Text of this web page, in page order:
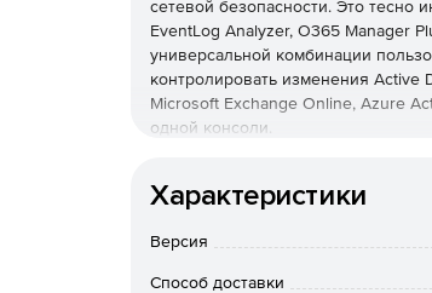
сетевой безопасности. Это тесно
EventLog Analyzer, O365 Manager
универсальной комбинации
контролировать изменения Active
Microsoft Exchange Online, Azure
одной консоли.
Соответствие строгим
Характеристики
Версия
Способ доставки